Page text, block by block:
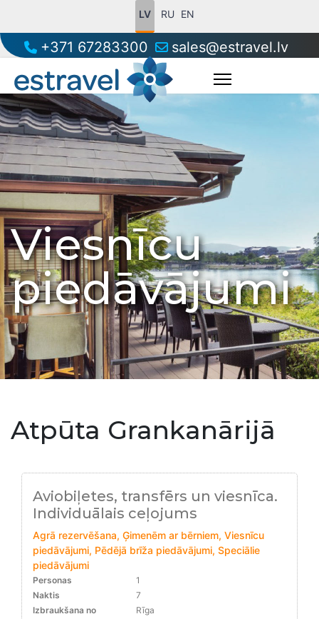
LV RU EN
+371 67283300 sales@estravel.lv
Viesnīcu
piedāvājumi
Atpūta Grankanārijā
Aviobiļetes, transfērs un viesnīca.
Individuālais ceļojums
Agrā rezervēšana, Ģimenēm ar bērniem, Viesnīcu
piedāvājumi, Pēdējā brīža piedāvājumi, Speciālie
piedāvājumi
Personas
1
Naktis
7
Izbraukšana no
Rīga